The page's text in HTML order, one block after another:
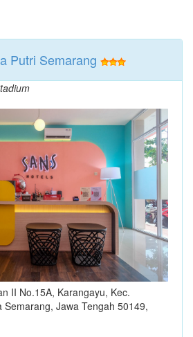
Putri Semarang
II No.15A, Karangayu, Kec.
Semarang, Jawa Tengah 50149,